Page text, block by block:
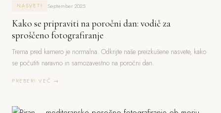
NASVETI September 2025
Kako se pripraviti na poročni dan: vodič za
sproščeno fotografiranje
Trema pred kamero je normalna. Odkrijte naše preizkušene nasvete, kako
se počutiti naravno in samozavestno na poročni dan.
PREBERI VEČ →